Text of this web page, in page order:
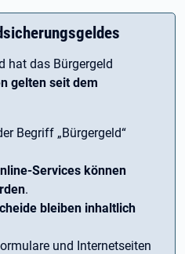
hat das Bürgergeld
gelten seit dem
Begriff ­„Bürgergeld“
Services können
.
bleiben inhaltlich
und Internetseiten